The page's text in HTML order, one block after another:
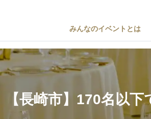
みんなのイベントとは
【長崎市】170名以